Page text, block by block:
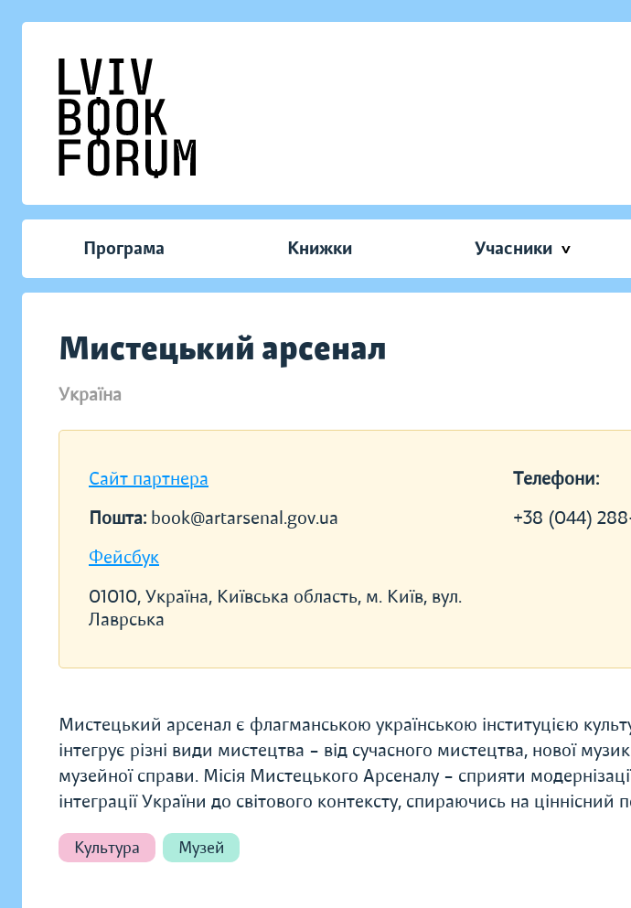
Програма Книжки Учасники
Мистецький арсенал
Україна
Сайт партнера
Пошта: book@artarsenal.gov.ua
Фейсбук
01010, Україна, Київська область, м. Київ, вул.
Лаврська
Телефони:
+38 (044)
Мистецький арсенал є флагманською українською інституцією
інтегрує різні види мистецтва – від сучасного мистецтва, нової
музейної справи. Місія Мистецького Арсеналу – сприяти
інтеграції України до світового контексту, спираючись на ціннісний
Культура Музей